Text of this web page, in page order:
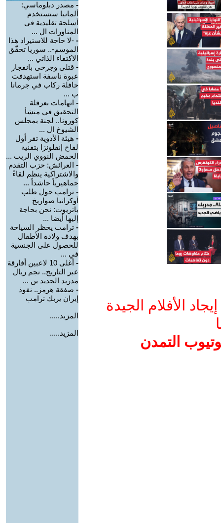
الأفلام الجيدة
التمدن
- مصدر دبلوماسي:
ألمانيا ستستخدم
أسلحة تقليدية في
المناورات ال ...
- -لا حاجة للاستيراد هذا
الموسم-.. سوريا تحقّق
الاكتفاء الذاتي ...
- قتلى وجرحى بانفجار
عبوة ناسفة استهدفت
حافلة ركاب في جرمانا
ب ...
- اتهامات بعرقلة
التحقيق في منشأ
كورونا.. لجنة بمجلس
الشيوخ ال ...
- هيئة الأدوية تقر أول
لقاح إنفلونزا بتقنية
الحمض النووي الريب ...
- العرائش: حزب التقدم
والاشتراكية ينظم لقاءً
جماهيرياً حاشداً ...
- ترامب حول طلب
أوكرانيا صواريخ
باتريوت: نحن بحاجة
إليها أيضا ...
- ترامب يحظر السياحة
بهدف ولادة الأطفال
للحصول على الجنسية
في ...
-
أغلى 10 لاعبين أفارقة
عبر التاريخ.. نجم ريال
مدريد الجديد ين ...
- صفقة هرمز.. نفوذ
إيران يربك ترامب
المزيد.....
المزيد.....